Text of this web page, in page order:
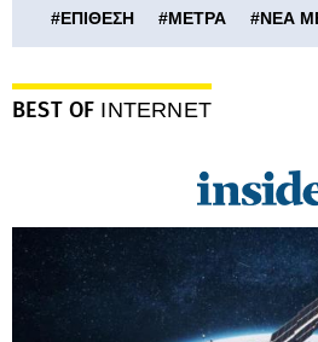
#ΕΠΙΘΕΣΗ #ΜΕΤΡΑ #ΝΕΑ
BEST OF INTERNET